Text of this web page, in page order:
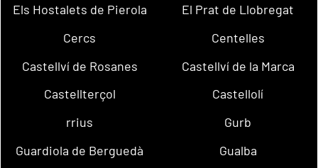
Els Hostalets de Pierola
El Prat de Llobregat
Cercs
Centelles
Castellví de Rosanes
Castellví de la Marca
Castellterçol
Castellolí
rrius
Gurb
Guardiola de Berguedà
Gualba